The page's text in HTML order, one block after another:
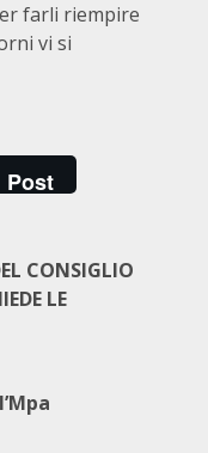
farli riempire
vi si
Post
CONSIGLIO
LE